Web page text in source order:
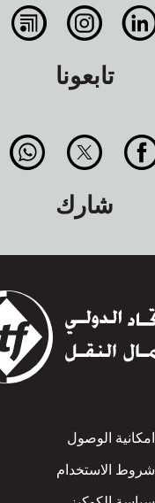
تابعونا
شارك
Footer
امكانية الوصول
شروط الاستخدام